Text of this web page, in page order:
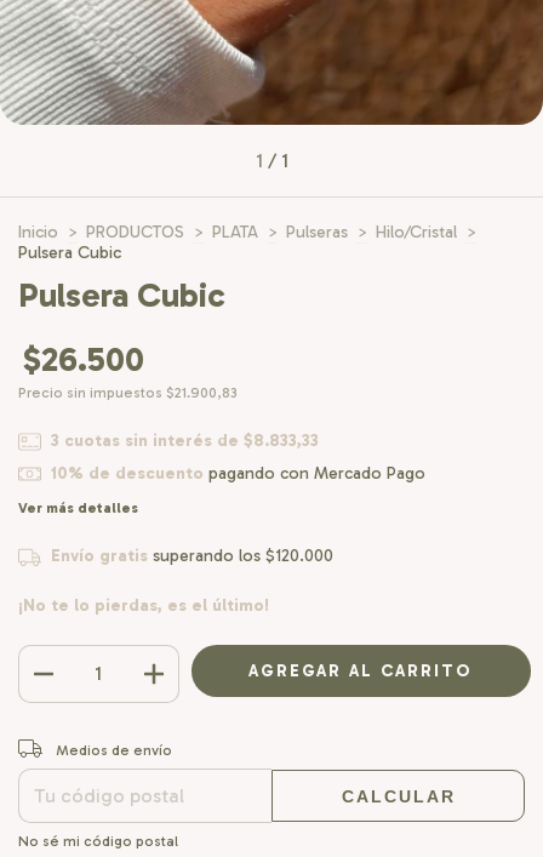
1 / 1
Inicio > PRODUCTOS > PLATA > Pulseras > Hilo/Cristal >
Pulsera Cubic
Pulsera Cubic
$26.500
Precio sin impuestos $21.900,83
3 cuotas sin interés de $8.833,33
10% de descuento pagando con Mercado Pago
Ver más detalles
Envío gratis superando los $120.000
¡No te lo pierdas, es el último!
Entregas para el CP:
Medios de envío
CALCULAR
No sé mi código postal